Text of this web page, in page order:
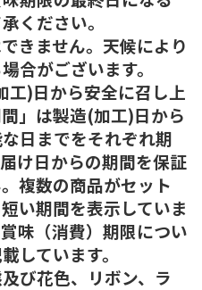
ください。
きません。天候により
合がございます。
)日から安全に召し上
」は製造(加工)日から
日までをそれぞれ期
け日からの期間を保証
複数の商品がセット
い期間を表示していま
味（消費）期限につい
しています。
び花色、リボン、ラ